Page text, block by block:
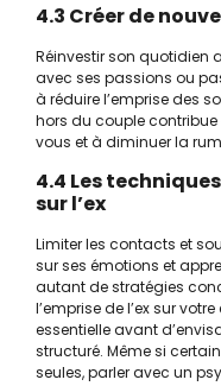
4.3 Créer de
Réinvestir son quotidien
avec ses passions ou
à réduire l’emprise des
hors du couple
vous et à diminuer la
4.4 Les
sur l’ex
Limiter les contacts et
sur ses émotions et
autant de stratégies
l’emprise de l’ex sur
essentielle avant
structuré. Même si
seules, parler avec un